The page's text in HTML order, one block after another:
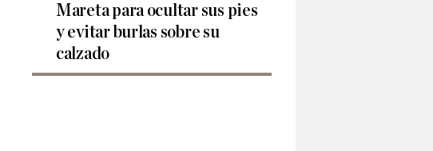
Mareta para ocultar sus pies
y evitar burlas sobre su
calzado